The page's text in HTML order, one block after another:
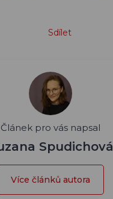
Sdílet
Článek pro vás napsal
Spudichová
Více článků autora